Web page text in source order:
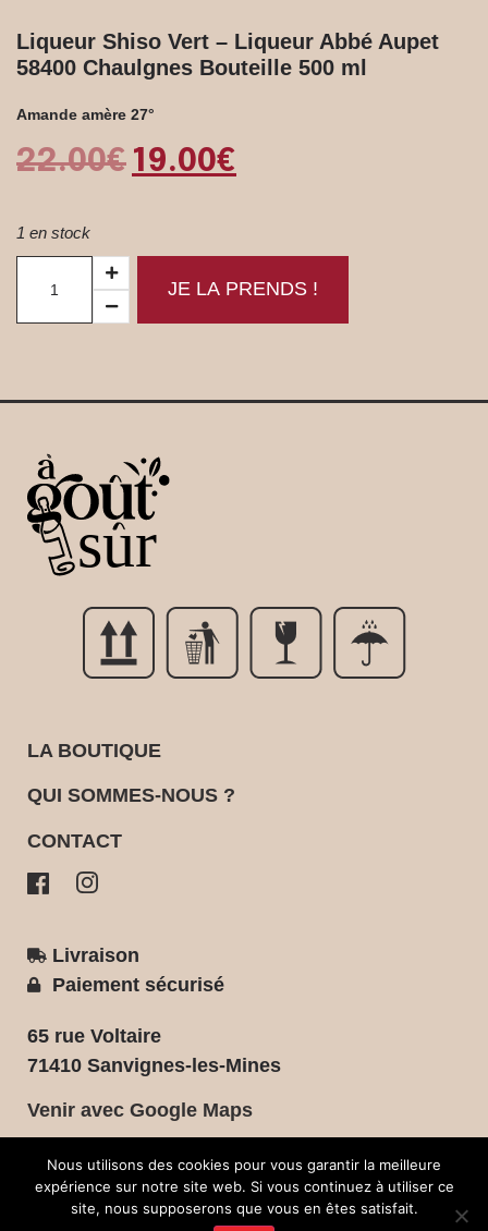
Liqueur Shiso Vert – Liqueur Abbé Aupet
58400 Chaulgnes Bouteille 500 ml
Amande amère 27°
22.00€ 19.00€
1 en stock
JE LA PRENDS !
LA BOUTIQUE
QUI SOMMES-NOUS ?
CONTACT
Livraison
Paiement sécurisé
65 rue Voltaire
71410 Sanvignes-les-Mines
Venir avec Google Maps
Tél. : 06 19 18 26 06
L’abus d’alcool est dangereux pour la santé, à consommer avec
Nous utilisons des cookies pour vous garantir la meilleure
expérience sur notre site web. Si vous continuez à utiliser ce
site, nous supposerons que vous en êtes satisfait.